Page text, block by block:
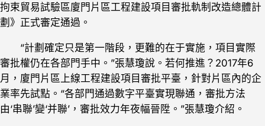
拘束貿易試驗區廈門片區工程建設項目審批軌制改造總體計
劃》正式審定通過。
“計劃確定只是第一階段，更難的在于實施，項目實際
審批權仍在各部門手中。”張慧瓊說。若何推進？2017年6
月，廈門片區上線工程建設項目審批平臺，針對片區內的企
業率先試點。“各部門通過數字平臺實現聯通，審批方法
由‘串聯’變‘并聯’，審批效力年夜幅晉陞。”張慧瓊介紹。